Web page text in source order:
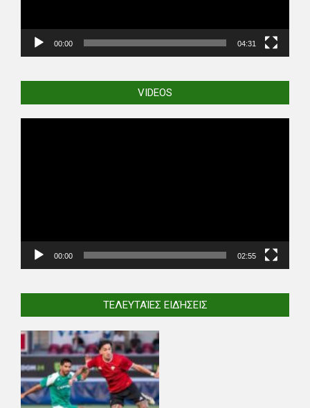
00:00 04:31
VIDEOS
00:00 02:55
ΤΕΛΕΥΤΑΊΕΣ ΕΙΔΉΣΕΙΣ